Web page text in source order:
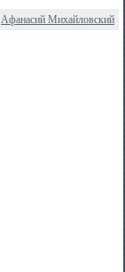
Афанасий Михайловский